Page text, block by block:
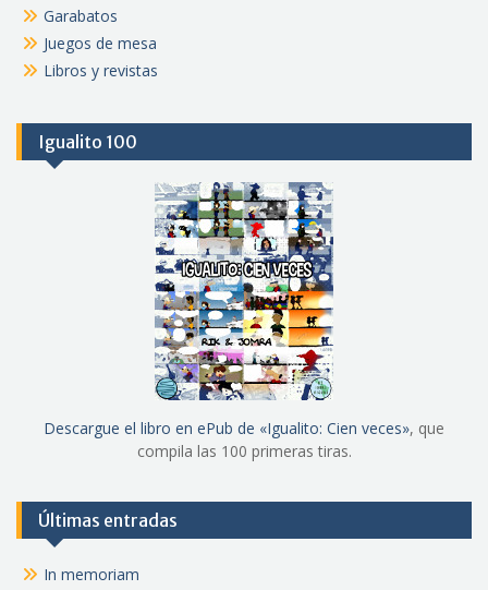
Garabatos
Juegos de mesa
Libros y revistas
Igualito 100
Descargue el libro en ePub de «Igualito: Cien veces», que
compila las 100 primeras tiras.
Últimas entradas
In memoriam